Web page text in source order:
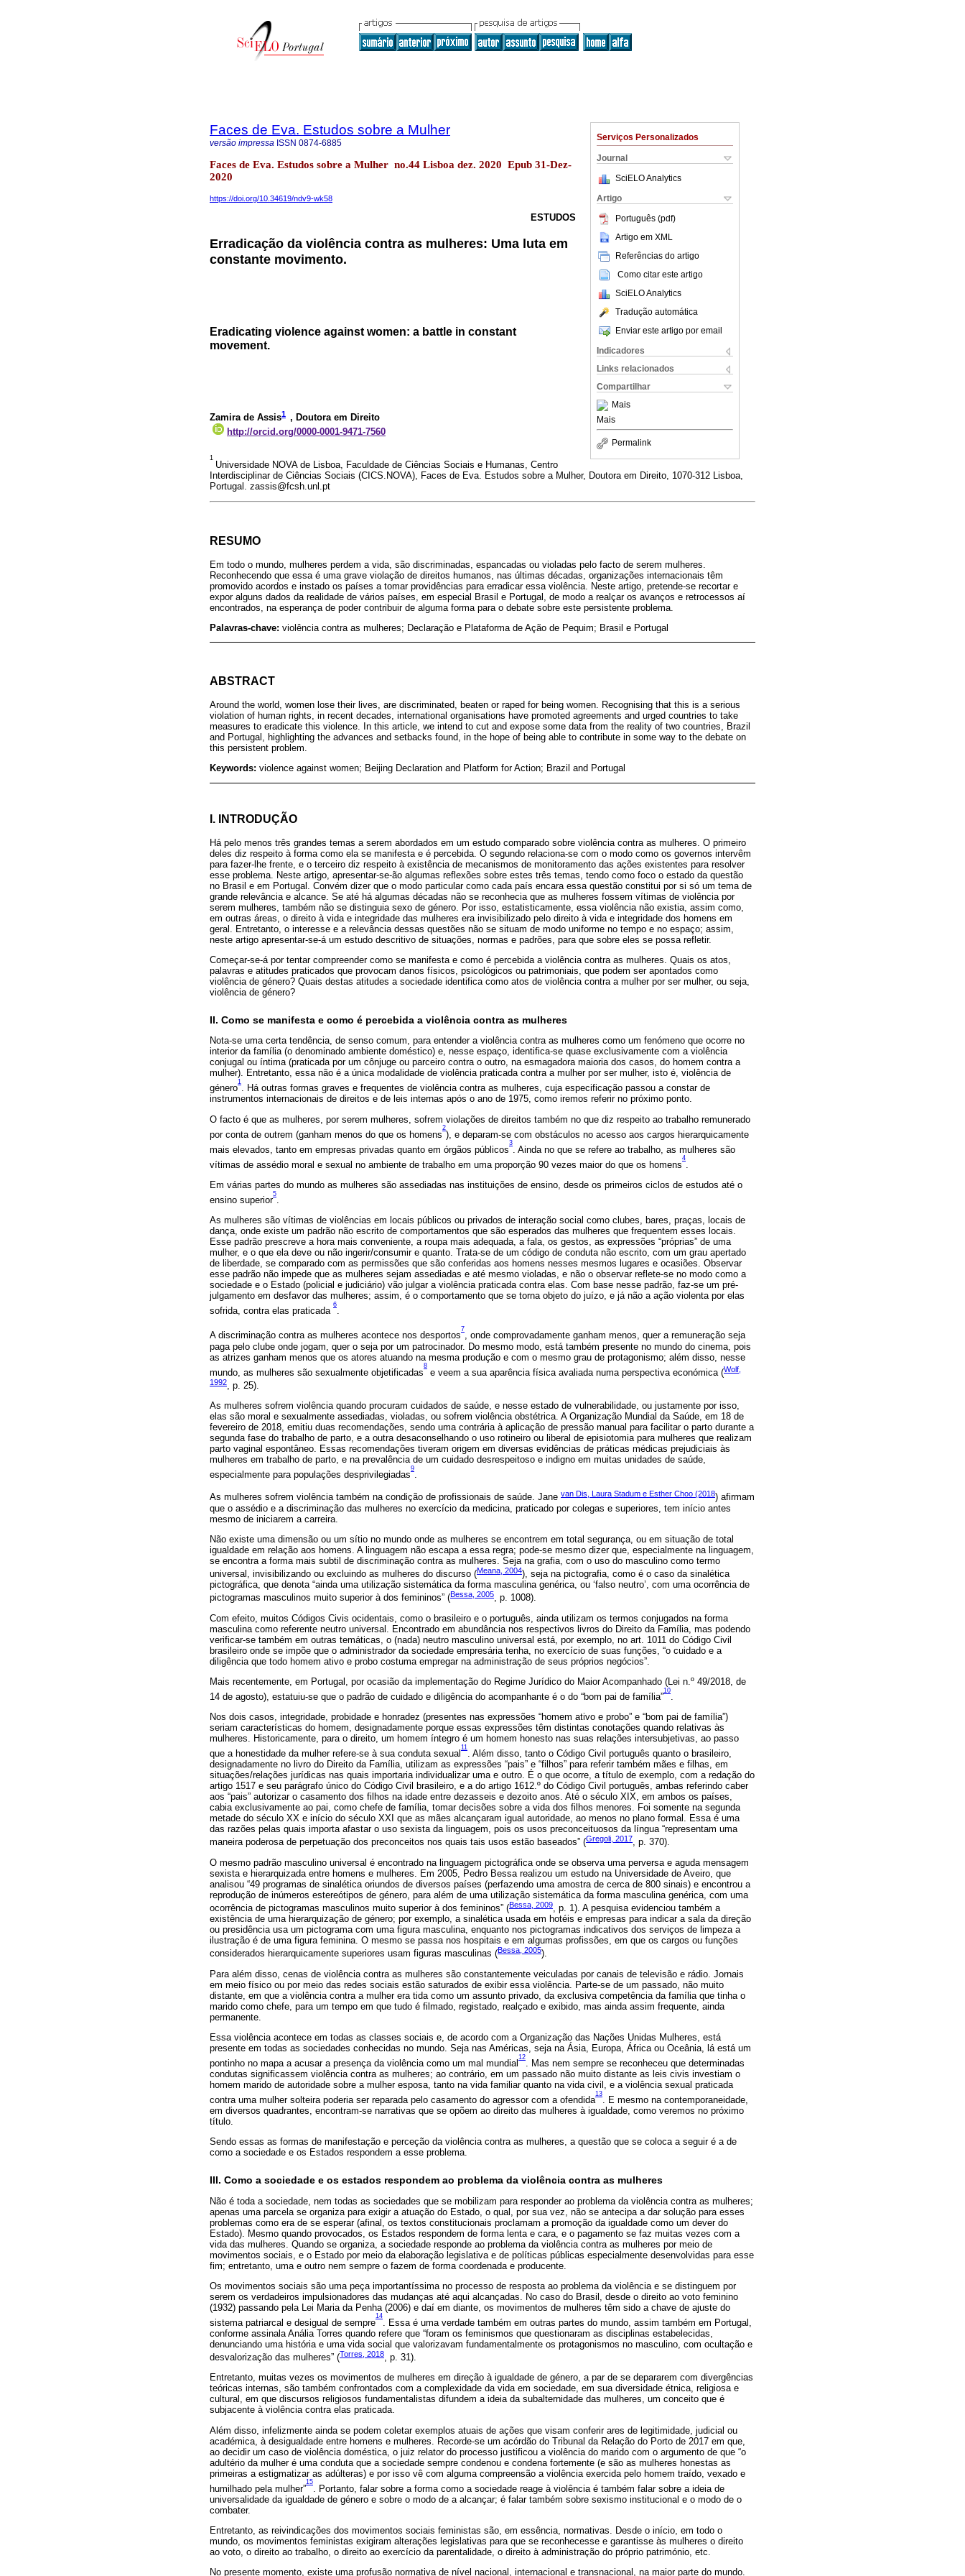
Serviços Personalizados
Journal
SciELO Analytics
Artigo
Português (pdf)
Artigo em XML
Referências do artigo
Como citar este artigo
SciELO Analytics
Tradução automática
Enviar este artigo por email
Indicadores
Links relacionados
Compartilhar
Mais
Mais
Permalink
Faces de Eva. Estudos sobre a Mulher
versão impressa ISSN 0874-6885
Faces de Eva. Estudos sobre a Mulher no.44 Lisboa dez. 2020 Epub 31-Dez-
2020
https://doi.org/10.34619/ndv9-wk58
ESTUDOS
Erradicação da violência contra as mulheres: Uma luta em
constante movimento.
Eradicating violence against women: a battle in constant
movement.
Zamira de Assis1 , Doutora em Direito
http://orcid.org/0000-0001-9471-7560
1
Universidade NOVA de Lisboa, Faculdade de Ciências Sociais e Humanas, Centro
Interdisciplinar de Ciências Sociais (CICS.NOVA), Faces de Eva. Estudos sobre a Mulher, Doutora em Direito, 1070-312 Lisboa,
Portugal. zassis@fcsh.unl.pt
RESUMO
Em todo o mundo, mulheres perdem a vida, são discriminadas, espancadas ou violadas pelo facto de serem mulheres.
Reconhecendo que essa é uma grave violação de direitos humanos, nas últimas décadas, organizações internacionais têm
promovido acordos e instado os países a tomar providências para erradicar essa violência. Neste artigo, pretende-se recortar e
expor alguns dados da realidade de vários países, em especial Brasil e Portugal, de modo a realçar os avanços e retrocessos aí
encontrados, na esperança de poder contribuir de alguma forma para o debate sobre este persistente problema.
Palavras-chave: violência contra as mulheres; Declaração e Plataforma de Ação de Pequim; Brasil e Portugal
ABSTRACT
Around the world, women lose their lives, are discriminated, beaten or raped for being women. Recognising that this is a serious
violation of human rights, in recent decades, international organisations have promoted agreements and urged countries to take
measures to eradicate this violence. In this article, we intend to cut and expose some data from the reality of two countries, Brazil
and Portugal, highlighting the advances and setbacks found, in the hope of being able to contribute in some way to the debate on
this persistent problem.
Keywords: violence against women; Beijing Declaration and Platform for Action; Brazil and Portugal
I. INTRODUÇÃO
Há pelo menos três grandes temas a serem abordados em um estudo comparado sobre violência contra as mulheres. O primeiro
deles diz respeito à forma como ela se manifesta e é percebida. O segundo relaciona-se com o modo como os governos intervêm
para fazer-lhe frente, e o terceiro diz respeito à existência de mecanismos de monitoramento das ações existentes para resolver
esse problema. Neste artigo, apresentar-se-ão algumas reflexões sobre estes três temas, tendo como foco o estado da questão
no Brasil e em Portugal. Convém dizer que o modo particular como cada país encara essa questão constitui por si só um tema de
grande relevância e alcance. Se até há algumas décadas não se reconhecia que as mulheres fossem vítimas de violência por
serem mulheres, também não se distinguia sexo de género. Por isso, estatisticamente, essa violência não existia, assim como,
em outras áreas, o direito à vida e integridade das mulheres era invisibilizado pelo direito à vida e integridade dos homens em
geral. Entretanto, o interesse e a relevância dessas questões não se situam de modo uniforme no tempo e no espaço; assim,
neste artigo apresentar-se-á um estudo descritivo de situações, normas e padrões, para que sobre eles se possa refletir.
Começar-se-á por tentar compreender como se manifesta e como é percebida a violência contra as mulheres. Quais os atos,
palavras e atitudes praticados que provocam danos físicos, psicológicos ou patrimoniais, que podem ser apontados como
violência de género? Quais destas atitudes a sociedade identifica como atos de violência contra a mulher por ser mulher, ou seja,
violência de género?
II. Como se manifesta e como é percebida a violência contra as mulheres
Nota-se uma certa tendência, de senso comum, para entender a violência contra as mulheres como um fenómeno que ocorre no
interior da família (o denominado ambiente doméstico) e, nesse espaço, identifica-se quase exclusivamente com a violência
conjugal ou íntima (praticada por um cônjuge ou parceiro contra o outro, na esmagadora maioria dos casos, do homem contra a
mulher). Entretanto, essa não é a única modalidade de violência praticada contra a mulher por ser mulher, isto é, violência de
género
1
. Há outras formas graves e frequentes de violência contra as mulheres, cuja especificação passou a constar de
instrumentos internacionais de direitos e de leis internas após o ano de 1975, como iremos referir no próximo ponto.
O facto é que as mulheres, por serem mulheres, sofrem violações de direitos também no que diz respeito ao trabalho remunerado
por conta de outrem (ganham menos do que os homens
2
), e deparam-se com obstáculos no acesso aos cargos hierarquicamente
mais elevados, tanto em empresas privadas quanto em órgãos públicos
3
. Ainda no que se refere ao trabalho, as mulheres são
vítimas de assédio moral e sexual no ambiente de trabalho em uma proporção 90 vezes maior do que os homens
4
Em várias partes do mundo as mulheres são assediadas nas instituições de ensino, desde os primeiros ciclos de estudos até o
ensino superior
5
.
As mulheres são vítimas de violências em locais públicos ou privados de interação social como clubes, bares, praças, locais de
dança, onde existe um padrão não escrito de comportamentos que são esperados das mulheres que frequentem esses locais.
Esse padrão prescreve a hora mais conveniente, a roupa mais adequada, a fala, os gestos, as expressões “próprias” de uma
mulher, e o que ela deve ou não ingerir/consumir e quanto. Trata-se de um código de conduta não escrito, com um grau apertado
de liberdade, se comparado com as permissões que são conferidas aos homens nesses mesmos lugares e ocasiões. Observar
esse padrão não impede que as mulheres sejam assediadas e até mesmo violadas, e não o observar reflete-se no modo como a
sociedade e o Estado (policial e judiciário) vão julgar a violência praticada contra elas. Com base nesse padrão, faz-se um pré-
julgamento em desfavor das mulheres; assim, é o comportamento que se torna objeto do juízo, e já não a ação violenta por elas
sofrida, contra elas praticada
6
.
A discriminação contra as mulheres acontece nos desportos
7
, onde comprovadamente ganham menos, quer a remuneração seja
paga pelo clube onde jogam, quer o seja por um patrocinador. Do mesmo modo, está também presente no mundo do cinema, pois
as atrizes ganham menos que os atores atuando na mesma produção e com o mesmo grau de protagonismo; além disso, nesse
mundo, as mulheres são sexualmente objetificadas
8
e veem a sua aparência física avaliada numa perspectiva económica (Wolf,
1992
, p. 25).
As mulheres sofrem violência quando procuram cuidados de saúde, e nesse estado de vulnerabilidade, ou justamente por isso,
elas são moral e sexualmente assediadas, violadas, ou sofrem violência obstétrica. A Organização Mundial da Saúde, em 18 de
fevereiro de 2018, emitiu duas recomendações, sendo uma contrária à aplicação de pressão manual para facilitar o parto durante a
segunda fase do trabalho de parto, e a outra desaconselhando o uso rotineiro ou liberal de episiotomia para mulheres que realizam
parto vaginal espontâneo. Essas recomendações tiveram origem em diversas evidências de práticas médicas prejudiciais às
mulheres em trabalho de parto, e na prevalência de um cuidado desrespeitoso e indigno em muitas unidades de saúde,
especialmente para populações desprivilegiadas
9
.
As mulheres sofrem violência também na condição de profissionais de saúde. Jane van Dis, Laura Stadum e Esther Choo (2018) afirmam
que o assédio e a discriminação das mulheres no exercício da medicina, praticado por colegas e superiores, tem início antes
mesmo de iniciarem a carreira.
Não existe uma dimensão ou um sítio no mundo onde as mulheres se encontrem em total segurança, ou em situação de total
igualdade em relação aos homens. A linguagem não escapa a essa regra; pode-se mesmo dizer que, especialmente na linguagem,
se encontra a forma mais subtil de discriminação contra as mulheres. Seja na grafia, com o uso do masculino como termo
universal, invisibilizando ou excluindo as mulheres do discurso (Meana, 2004), seja na pictografia, como é o caso da sinalética
pictográfica, que denota “ainda uma utilização sistemática da forma masculina genérica, ou ‘falso neutro’, com uma ocorrência de
pictogramas masculinos muito superior à dos femininos” (Bessa, 2005, p. 1008).
Com efeito, muitos Códigos Civis ocidentais, como o brasileiro e o português, ainda utilizam os termos conjugados na forma
masculina como referente neutro universal. Encontrado em abundância nos respectivos livros do Direito da Família, mas podendo
verificar-se também em outras temáticas, o (nada) neutro masculino universal está, por exemplo, no art. 1011 do Código Civil
brasileiro onde se impõe que o administrador da sociedade empresária tenha, no exercício de suas funções, “o cuidado e a
diligência que todo homem ativo e probo costuma empregar na administração de seus próprios negócios”.
Mais recentemente, em Portugal, por ocasião da implementação do Regime Jurídico do Maior Acompanhado (Lei n.º 49/2018, de
14 de agosto), estatuiu-se que o padrão de cuidado e diligência do acompanhante é o do “bom pai de família”
10
.
Nos dois casos, integridade, probidade e honradez (presentes nas expressões “homem ativo e probo” e “bom pai de família”)
seriam características do homem, designadamente porque essas expressões têm distintas conotações quando relativas às
mulheres. Historicamente, para o direito, um homem íntegro é um homem honesto nas suas relações intersubjetivas, ao passo
que a honestidade da mulher refere-se à sua conduta sexual
11
. Além disso, tanto o Código Civil português quanto o brasileiro,
designadamente no livro do Direito da Família, utilizam as expressões “pais” e “filhos” para referir também mães e filhas, em
situações/relações jurídicas nas quais importaria individualizar uma e outro. É o que ocorre, a título de exemplo, com a redação do
artigo 1517 e seu parágrafo único do Código Civil brasileiro, e a do artigo 1612.º do Código Civil português, ambas referindo caber
aos “pais” autorizar o casamento dos filhos na idade entre dezasseis e dezoito anos. Até o século XIX, em ambos os países,
cabia exclusivamente ao pai, como chefe de família, tomar decisões sobre a vida dos filhos menores. Foi somente na segunda
metade do século XX e início do século XXI que as mães alcançaram igual autoridade, ao menos no plano formal. Essa é uma
das razões pelas quais importa afastar o uso sexista da linguagem, pois os usos preconceituosos da língua “representam uma
maneira poderosa de perpetuação dos preconceitos nos quais tais usos estão baseados” (Gregoli, 2017, p. 370).
O mesmo padrão masculino universal é encontrado na linguagem pictográfica onde se observa uma perversa e aguda mensagem
sexista e hierarquizada entre homens e mulheres. Em 2005, Pedro Bessa realizou um estudo na Universidade de Aveiro, que
analisou “49 programas de sinalética oriundos de diversos países (perfazendo uma amostra de cerca de 800 sinais) e encontrou a
reprodução de inúmeros estereótipos de género, para além de uma utilização sistemática da forma masculina genérica, com uma
ocorrência de pictogramas masculinos muito superior à dos femininos” (Bessa, 2009, p. 1). A pesquisa evidenciou também a
existência de uma hierarquização de género; por exemplo, a sinalética usada em hotéis e empresas para indicar a sala da direção
ou presidência usa um pictograma com uma figura masculina, enquanto nos pictogramas indicativos dos serviços de limpeza a
ilustração é de uma figura feminina. O mesmo se passa nos hospitais e em algumas profissões, em que os cargos ou funções
considerados hierarquicamente superiores usam figuras masculinas (Bessa, 2005).
Para além disso, cenas de violência contra as mulheres são constantemente veiculadas por canais de televisão e rádio. Jornais
em meio físico ou por meio das redes sociais estão saturados de exibir essa violência. Parte-se de um passado, não muito
distante, em que a violência contra a mulher era tida como um assunto privado, da exclusiva competência da família que tinha o
marido como chefe, para um tempo em que tudo é filmado, registado, realçado e exibido, mas ainda assim frequente, ainda
permanente.
Essa violência acontece em todas as classes sociais e, de acordo com a Organização das Nações Unidas Mulheres, está
presente em todas as sociedades conhecidas no mundo. Seja nas Américas, seja na Ásia, Europa, África ou Oceânia, lá está um
pontinho no mapa a acusar a presença da violência como um mal mundial
12
. Mas nem sempre se reconheceu que determinadas
condutas significassem violência contra as mulheres; ao contrário, em um passado não muito distante as leis civis investiam o
homem marido de autoridade sobre a mulher esposa, tanto na vida familiar quanto na vida civil, e a violência sexual praticada
contra uma mulher solteira poderia ser reparada pelo casamento do agressor com a ofendida
13
. E mesmo na contemporaneidade,
em diversos quadrantes, encontram-se narrativas que se opõem ao direito das mulheres à igualdade, como veremos no próximo
título.
Sendo essas as formas de manifestação e perceção da violência contra as mulheres, a questão que se coloca a seguir é a de
como a sociedade e os Estados respondem a esse problema.
III. Como a sociedade e os estados respondem ao problema da violência contra as mulheres
Não é toda a sociedade, nem todas as sociedades que se mobilizam para responder ao problema da violência contra as mulheres;
apenas uma parcela se organiza para exigir a atuação do Estado, o qual, por sua vez, não se antecipa a dar solução para esses
problemas como era de se esperar (afinal, os textos constitucionais proclamam a promoção da igualdade como um dever do
Estado). Mesmo quando provocados, os Estados respondem de forma lenta e cara, e o pagamento se faz muitas vezes com a
vida das mulheres. Quando se organiza, a sociedade responde ao problema da violência contra as mulheres por meio de
movimentos sociais, e o Estado por meio da elaboração legislativa e de políticas públicas especialmente desenvolvidas para esse
fim; entretanto, uma e outro nem sempre o fazem de forma coordenada e producente.
Os movimentos sociais são uma peça importantíssima no processo de resposta ao problema da violência e se distinguem por
serem os verdadeiros impulsionadores das mudanças até aqui alcançadas. No caso do Brasil, desde o direito ao voto feminino
(1932) passando pela Lei Maria da Penha (2006) e daí em diante, os movimentos de mulheres têm sido a chave de ajuste do
sistema patriarcal e desigual de sempre
14
. Essa é uma verdade também em outras partes do mundo, assim também em Portugal,
conforme assinala Anália Torres quando refere que “foram os feminismos que questionaram as disciplinas estabelecidas,
denunciando uma história e uma vida social que valorizavam fundamentalmente os protagonismos no masculino, com ocultação e
desvalorização das mulheres” (Torres, 2018, p. 31).
Entretanto, muitas vezes os movimentos de mulheres em direção à igualdade de género, a par de se depararem com divergências
teóricas internas, são também confrontados com a complexidade da vida em sociedade, em sua diversidade étnica, religiosa e
cultural, em que discursos religiosos fundamentalistas difundem a ideia da subalternidade das mulheres, um conceito que é
subjacente à violência contra elas praticada.
Além disso, infelizmente ainda se podem coletar exemplos atuais de ações que visam conferir ares de legitimidade, judicial ou
académica, à desigualdade entre homens e mulheres. Recorde-se um acórdão do Tribunal da Relação do Porto de 2017 em que,
ao decidir um caso de violência doméstica, o juiz relator do processo justificou a violência do marido com o argumento de que “o
adultério da mulher é uma conduta que a sociedade sempre condenou e condena fortemente (e são as mulheres honestas as
primeiras a estigmatizar as adúlteras) e por isso vê com alguma compreensão a violência exercida pelo homem traído, vexado e
humilhado pela mulher”
15
. Portanto, falar sobre a forma como a sociedade reage à violência é também falar sobre a ideia de
universalidade da igualdade de género e sobre o modo de a alcançar; é falar também sobre sexismo institucional e o modo de o
combater.
Entretanto, as reivindicações dos movimentos sociais feministas são, em essência, normativas. Desde o início, em todo o
mundo, os movimentos feministas exigiram alterações legislativas para que se reconhecesse e garantisse às mulheres o direito
ao voto, o direito ao trabalho, o direito ao exercício da parentalidade, o direito à administração do próprio património, etc.
No presente momento, existe uma profusão normativa de nível nacional, internacional e transnacional, na maior parte do mundo.